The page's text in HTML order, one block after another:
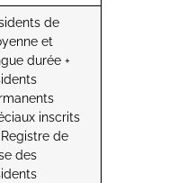
de
et
durée +
inscrits
de
des